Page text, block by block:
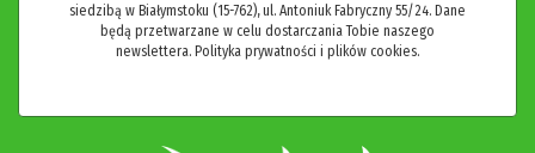
siedzibą w Białymstoku (15-762), ul. Antoniuk Fabryczny 55/24. Dane
będą przetwarzane w celu dostarczania Tobie naszego
newslettera. Polityka prywatności i plików cookies.